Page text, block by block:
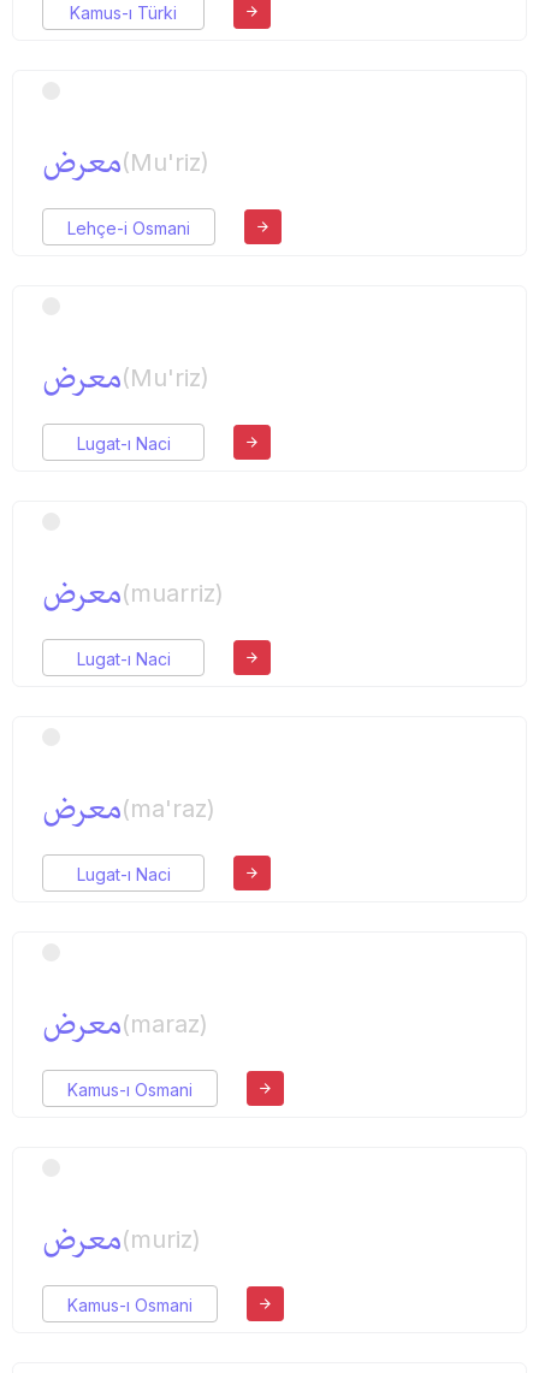
Kamus-ı Türki
معرض(Mu'riz)
Lehçe-i Osmani
معرض(Mu'riz)
Lugat-ı Naci
معرض(muarriz)
Lugat-ı Naci
معرض(ma'raz)
Lugat-ı Naci
معرض(maraz)
Kamus-ı Osmani
معرض(muriz)
Kamus-ı Osmani